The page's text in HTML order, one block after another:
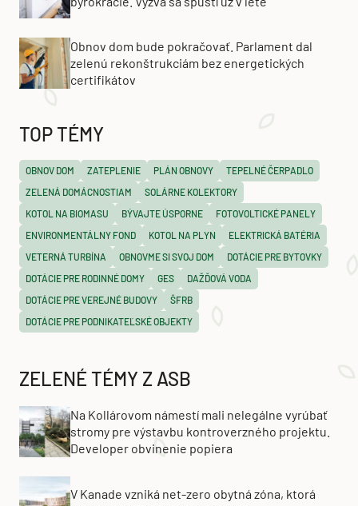
Obnov dom MINI PLUS prinesie menej
Obnov dom bude pokračovať. Parlament dal
zelenú rekonštrukciám bez energetických
TOP TÉMY
OBNOV DOM ZATEPLENIE PLÁN OBNOVY
TEPELNÉ ČERPADLO
ZELENÁ DOMÁCNOSTIAM
SOLÁRNE KOLEKTORY
KOTOL NA BIOMASU
BÝVAJTE ÚSPORNE
FOTOVOLTICKÉ PANELY
ENVIRONMENTÁLNY FOND
KOTOL NA PLYN
ELEKTRICKÁ BATÉRIA
VETERNÁ TURBÍNA
OBNOVME SI SVOJ DOM
DOTÁCIE PRE BYTOVKY
DOTÁCIE PRE RODINNÉ DOMY
GES
DAŽĎOVÁ VODA
DOTÁCIE PRE VEREJNÉ BUDOVY
ŠFRB
Na Kollárovom námestí mali nelegálne vyrúbať
stromy pre výstavbu kontroverzného projektu.